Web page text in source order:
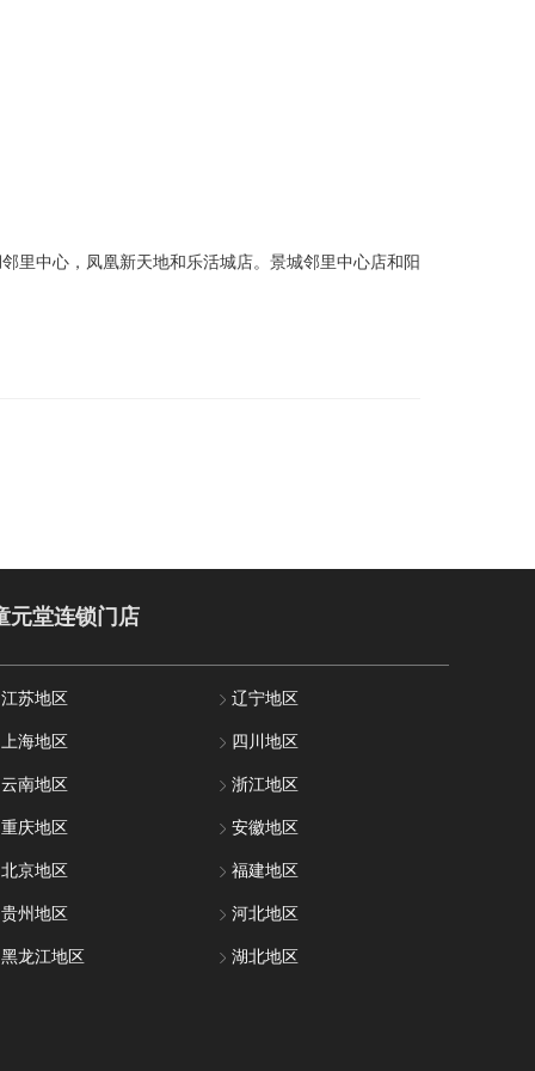
里中心，凤凰新天地和乐活城店。景城邻里中心店和阳
元堂连锁门店
江苏地区 辽宁地区
上海地区 四川地区
云南地区 浙江地区
重庆地区 安徽地区
北京地区 福建地区
贵州地区 河北地区
黑龙江地区 湖北地区